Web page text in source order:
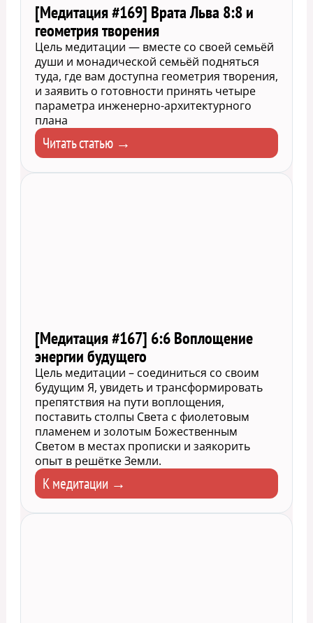
[Медитация #169] Врата Льва 8:8 и
геометрия творения
Цель медитации — вместе со своей семьёй
души и монадической семьёй подняться
туда, где вам доступна геометрия творения,
и заявить о готовности принять четыре
параметра инженерно-архитектурного
плана
Читать статью →
[Медитация #167] 6:6 Воплощение
энергии будущего
Цель медитации – соединиться со своим
будущим Я, увидеть и трансформировать
препятствия на пути воплощения,
поставить столпы Света с фиолетовым
пламенем и золотым Божественным
Светом в местах прописки и заякорить
опыт в решётке Земли.
К медитации →